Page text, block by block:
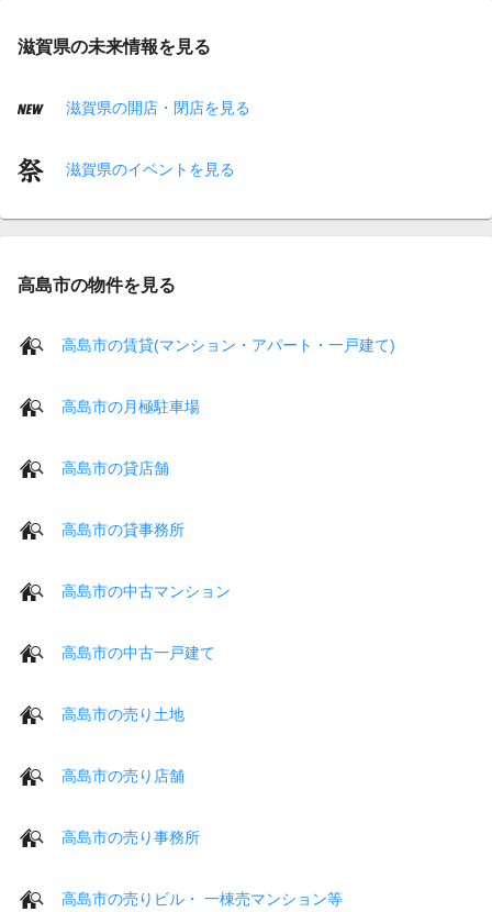
滋賀県の未来情報を見る
滋賀県の開店・閉店を見る
滋賀県のイベントを見る
高島市の物件を見る
高島市の賃貸(マンション・アパート・一戸建て)
高島市の月極駐車場
高島市の貸店舗
高島市の貸事務所
高島市の中古マンション
高島市の中古一戸建て
高島市の売り土地
高島市の売り店舗
高島市の売り事務所
高島市の売りビル・ 一棟売マンション等